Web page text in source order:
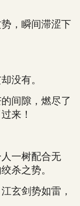
，瞬间滞涩下
没有。
间隙，燃尽了
来！
一树配合无
杀之势。
玄剑势如雷，